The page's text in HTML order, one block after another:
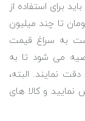
برای استفاده از
تا چند میلیون
به سراغ قیمت
می شود تا به
نمایند. البته،
و کالا های